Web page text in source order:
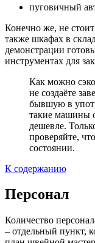
пуговичный
Конечно же, не стоит
также шкафах в
демонстрации
инструментах для
Как можно
не создаёте
бывшую в
такие машины
дешевле.
проверяйте,
состоянии.
К содержанию
Персонал
Количество
– отдельный пункт,